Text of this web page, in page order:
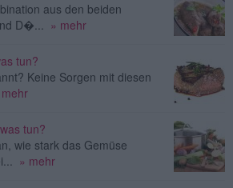
aus den beiden
D�... » mehr
tun?
Keine Sorgen mit diesen
tun?
wie stark das Gemüse
» mehr